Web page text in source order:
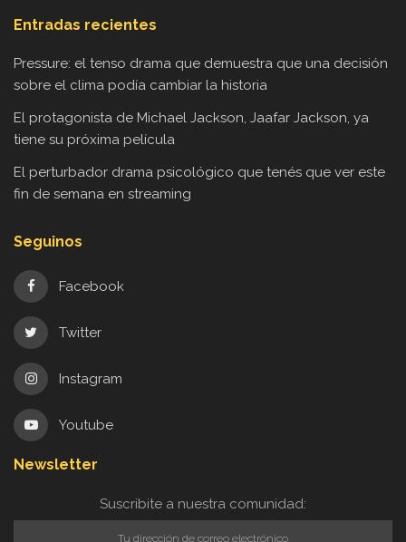
Entradas recientes
Pressure: el tenso drama que demuestra que una decisión
sobre el clima podía cambiar la historia
El protagonista de Michael Jackson, Jaafar Jackson, ya
tiene su próxima película
El perturbador drama psicológico que tenés que ver este
fin de semana en streaming
Seguinos
Facebook
Twitter
Instagram
Youtube
Newsletter
Suscribite a nuestra comunidad: